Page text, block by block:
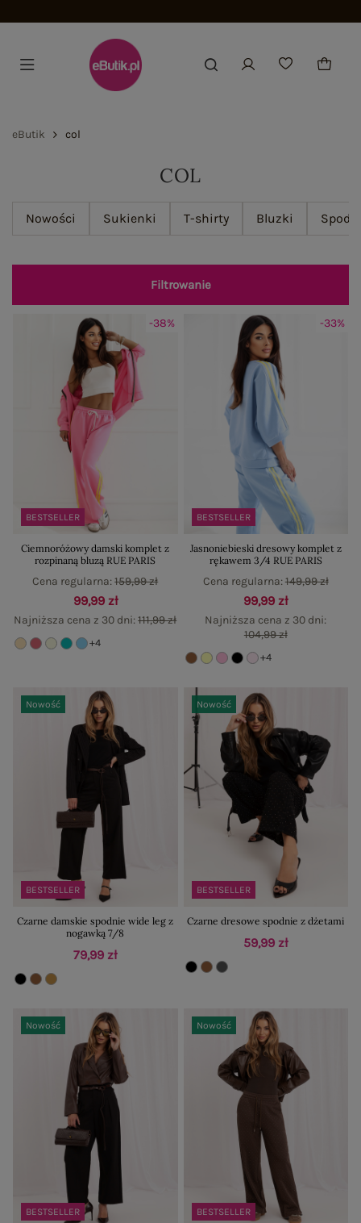
eButik col
COL
Nowości Sukienki T-shirty Bluzki
Filtrowanie
BESTSELLER
-38%
Ciemnoróżowy damski komplet z
rozpinaną bluzą RUE PARIS
99,99 zł
Najniższa cena z 30 dni:111,99 zł
Cena regularna:159,99 zł
+4
BESTSELLER
-33%
Jasnoniebieski dresowy komplet z
rękawem 3/4 RUE PARIS
99,99 zł
Najniższa cena z 30 dni:
104,99 zł
Cena regularna:149,99 zł
+4
BESTSELLER
Nowość
Czarne damskie spodnie wide leg z
nogawką 7/8
79,99 zł
BESTSELLER
Nowość
Czarne dresowe spodnie z dżetami
59,99 zł
BESTSELLER
Nowość
BESTSELLER
Nowość